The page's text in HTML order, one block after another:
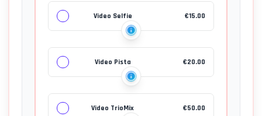
Video Selfie €15.00
Video Pista €20.00
Video TrioMix €50.00